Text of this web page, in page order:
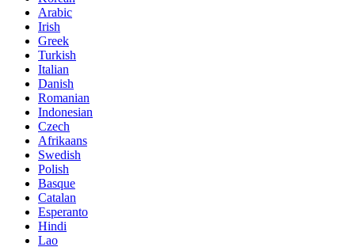
Arabic
Irish
Greek
Turkish
Italian
Danish
Romanian
Indonesian
Czech
Afrikaans
Swedish
Polish
Basque
Catalan
Esperanto
Hindi
Lao